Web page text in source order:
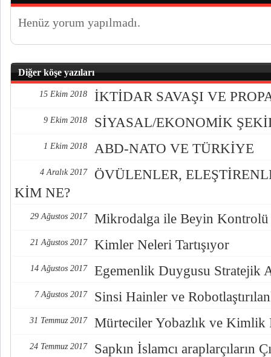
Henüz yorum yapılmadı.
Diğer köşe yazıları
15 Ekim 2018 İKTİDAR SAVAŞI VE
9 Ekim 2018 SİYASAL/EKONOMİK
1 Ekim 2018 ABD-NATO VE TÜRKİYE
4 Aralık 2017
ÖVÜLENLER,
KİM NE?
29 Ağustos 2017 Mikrodalga ile Beyin Kontrolü
21 Ağustos 2017 Kimler Neleri Tartışıyor
14 Ağustos 2017 Egemenlik Duygusu Stratejik
7 Ağustos 2017 Sinsi Hainler ve
31 Temmuz 2017 Mürteciler Yobazlık ve Kimlik
24 Temmuz 2017 Sapkın İslamcı araplarçıların